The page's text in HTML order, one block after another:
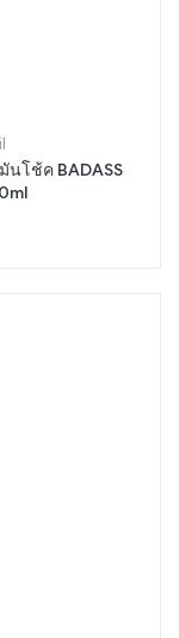
นโช้ค BADASS